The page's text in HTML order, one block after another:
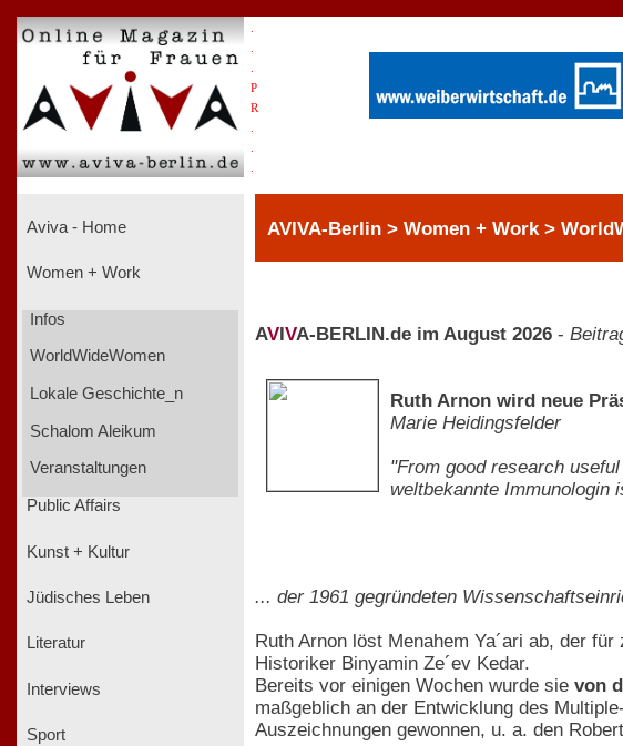
P
R
Aviva - Home
Women + Work
Infos
WorldWideWomen
Lokale Geschichte_n
Schalom Aleikum
Veranstaltungen
Public Affairs
Kunst + Kultur
Jüdisches Leben
Literatur
Interviews
Sport
AVIVA-Berlin > Women + Work >
AV VA-BERLIN.de im August 2026 -
Ruth Arnon wird neue
Marie Heidingsfelder
"From good research
weltbekannte Immunologin
... der 1961 gegründeten
Ruth Arnon löst Menahem Ya´ari ab, der
Historiker Binyamin Ze´ev Kedar.
Bereits vor einigen Wochen wurde sie von
maßgeblich an der Entwicklung des
Auszeichnungen gewonnen, u. a. den